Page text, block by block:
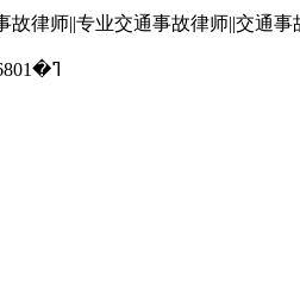
故律师||专业交通事故律师||交通事
��ʦ��ѯ���ߣ�